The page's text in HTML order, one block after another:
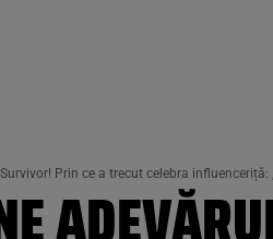
Prin ce a trecut celebra